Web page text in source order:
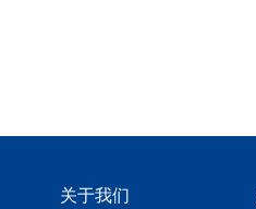
关于我们